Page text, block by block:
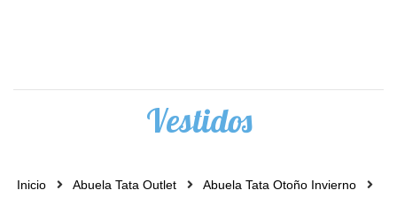
Vestidos
Inicio Abuela Tata Outlet
Abuela Tata Otoño Invierno